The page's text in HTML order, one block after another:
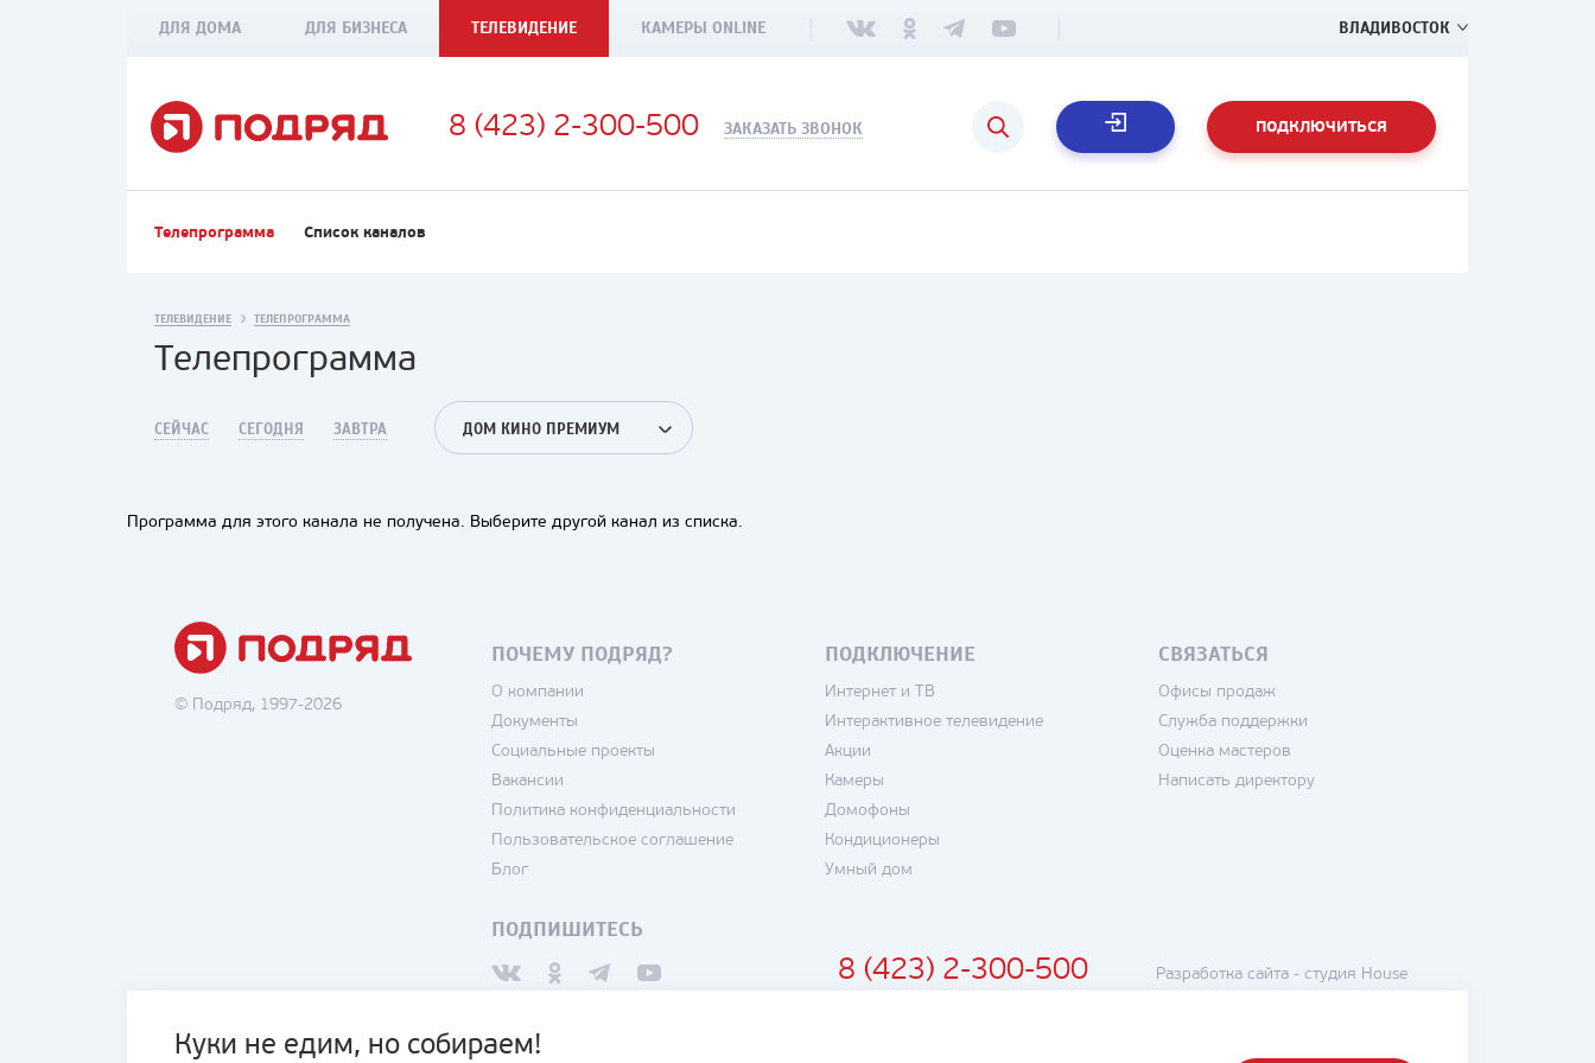
ДЛЯ ДОМА ДЛЯ БИЗНЕСА ТЕЛЕВИДЕНИЕ КАМЕРЫ ONLINE ВЛАДИВОСТОК
8 (423) 2-300-500 ЗАКАЗАТЬ ЗВОНОК ПОДКЛЮЧИТЬСЯ
Телепрограмма Список каналов
Куки не едим, но собираем!
ТЕЛЕВИДЕНИЕ ТЕЛЕПРОГРАММА
Телепрограмма
СЕЙЧАС СЕГОДНЯ ЗАВТРА ДОМ КИНО ПРЕМИУМ
Программа для этого канала не получена. Выберите другой канал из списка.
© Подряд, 1997-2026
ПОЧЕМУ ПОДРЯД?
О компании
Документы
Социальные проекты
Вакансии
Политика конфиденциальности
Пользовательское соглашение
Блог
ПОДКЛЮЧЕНИЕ
Интернет и ТВ
Интерактивное телевидение
Акции
Камеры
Домофоны
Кондиционеры
Умный дом
СВЯЗАТЬСЯ
Офисы продаж
Служба поддержки
Оценка мастеров
Написать директору
ПОДПИШИТЕСЬ
8 (423) 2-300-500 Разработка сайта - студия House